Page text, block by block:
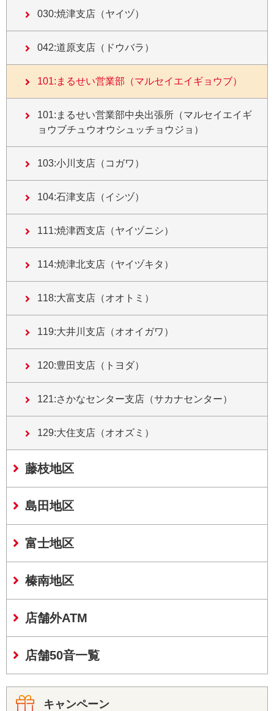
030:焼津支店（ヤイヅ）
042:道原支店（ドウバラ）
101:まるせい営業部（マルセイエイギョウブ）
101:まるせい営業部中央出張所（マルセイエイギ
ョウブチュウオウシュッチョウジョ）
103:小川支店（コガワ）
104:石津支店（イシヅ）
111:焼津西支店（ヤイヅニシ）
114:焼津北支店（ヤイヅキタ）
118:大富支店（オオトミ）
119:大井川支店（オオイガワ）
120:豊田支店（トヨダ）
121:さかなセンター支店（サカナセンター）
129:大住支店（オオズミ）
藤枝地区
島田地区
富士地区
榛南地区
店舗外ATM
店舗50音一覧
キャンペーン